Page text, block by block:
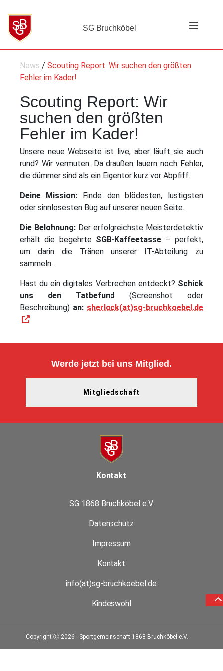
SG Bruchköbel
News / Scouting Report: Wir suchen den größten
Fehler im Kader!
Scouting Report: Wir
suchen den größten
Fehler im Kader!
Unsere neue Webseite ist live, aber läuft sie auch
rund? Wir vermuten: Da draußen lauern noch Fehler,
die dümmer sind als ein Eigentor kurz vor Abpfiff.
Deine Mission: Finde den blödesten, lustigsten
oder sinnlosesten Bug auf unserer neuen Seite.
Die Belohnung:Der erfolgreichste Meisterdetektiv
erhält die begehrte SGB-Kaffeetasse – perfekt,
um darin die Tränen unserer IT-Abteilung zu
sammeln.
Hast du ein digitales Verbrechen entdeckt? Schick
uns den Tatbefund (Screenshot oder
Beschreibung) an: sherlock(at)sg-bruchkoebel.de
Werde jetzt bei uns Mitglied.
Mitgliedschaft
Kontakt
SG 1868 Bruchköbel e.V.
Datenschutz
Impressum
Kontakt
info(at)sg-bruchkoebel.de
Kindeswohl
Copyright Ⓒ 2026 - Sportgemeinschaft 1868 Bruchköbel e.V.